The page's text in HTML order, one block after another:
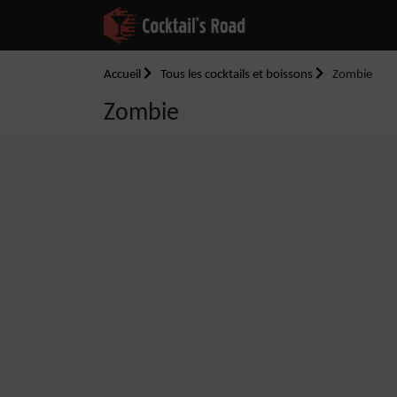
Accueil Tous les cocktails et boissons Zombie
Zombie